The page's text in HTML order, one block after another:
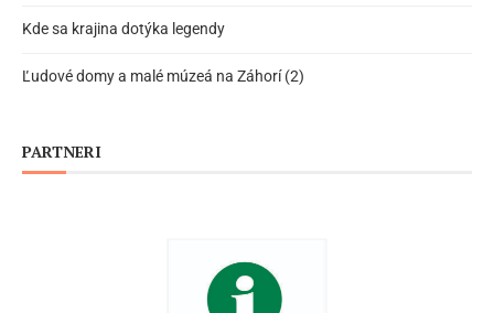
Kde sa krajina dotýka legendy
Ľudové domy a malé múzeá na Záhorí (2)
PARTNERI